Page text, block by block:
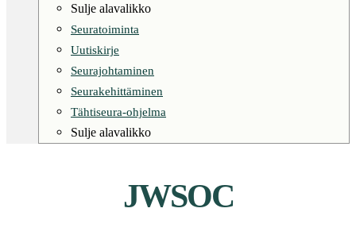
Sulje alavalikko
Seuratoiminta
Uutiskirje
Seurajohtaminen
Seurakehittäminen
Tähtiseura-ohjelma
Sulje alavalikko
JWSOC